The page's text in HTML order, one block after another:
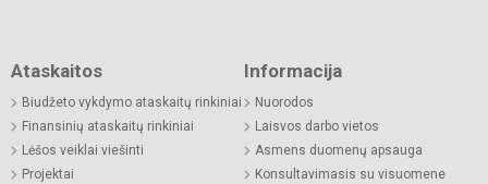
Ataskaitos
Biudžeto vykdymo ataskaitų rinkiniai
Finansinių ataskaitų rinkiniai
Lėšos veiklai viešinti
Projektai
Informacija
Nuorodos
Laisvos darbo vietos
Asmens duomenų apsauga
Konsultavimasis su visuomene